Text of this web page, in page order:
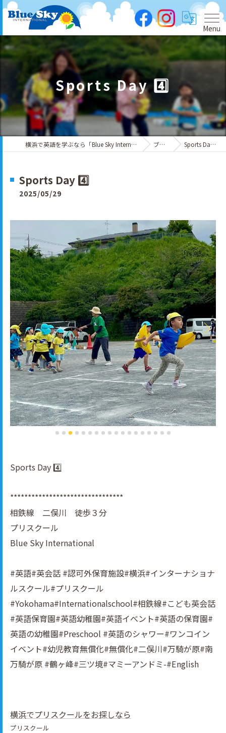
Menu
Sports Day 4️⃣
横浜で英語を学ぶなら「Blue Sky International」 ブログ Sports Day 4️⃣
Sports Day 4️⃣
2025/05/29
Sports Day 4️⃣
********************************
相鉄線 二俣川 徒歩３分
プリスクール
Blue Sky International
#英語#英会話 #認可外保育施設#横浜#インターナショナ
ルスクール#プリスクール
#Yokohama#Internationalschool#相鉄線#こども英会話
#英語保育園#英語幼稚園#英語イべント#英語の保育園#
英語の幼稚園#Preschool #英語のシャワー#ワンコイン
イベント#幼児教育無償化#無償化#二俣川#万騎が原#南
万騎が原 #鶴ヶ峰#三ツ境#マミーアンドミ-#English
横浜でプリスクールをお探しなら
プリスクール